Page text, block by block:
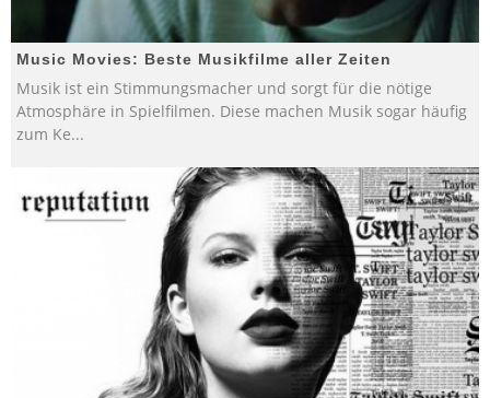
Music Movies: Beste Musikfilme aller Zeiten
Musik ist ein Stimmungsmacher und sorgt für die nötige
Atmosphäre in Spielfilmen. Diese machen Musik sogar häufig
zum Ke...